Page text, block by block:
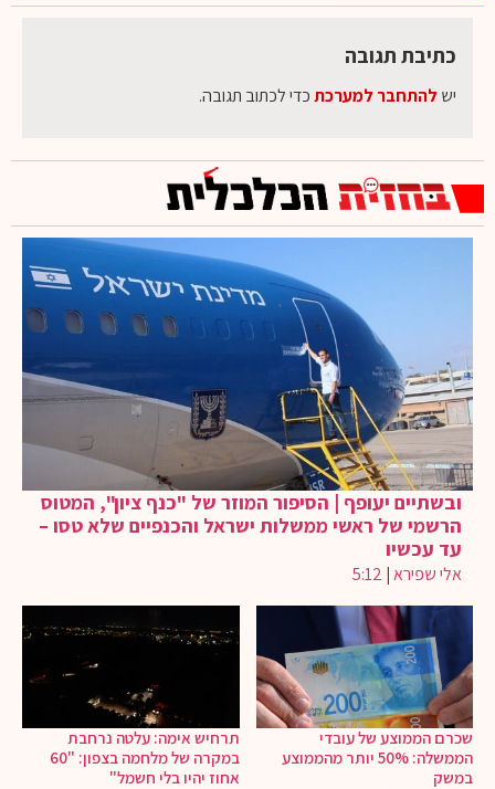
כתיבת תגובה
יש להתחבר למערכתכדי לכתוב תגובה.
ובשתיים יעופף | הסיפור המוזר של "כנף ציון", המטוס
הרשמי של ראשי ממשלות ישראל והכנפיים שלא טסו –
עד עכשיו
אלי שפירא|
5:12
שכרם הממוצע של עובדי
הממשלה: 50% יותר מהממוצע
במשק
תרחיש אימה: עלטה נרחבת
במקרה של מלחמה בצפון: "60
אחוז יהיו בלי חשמל"